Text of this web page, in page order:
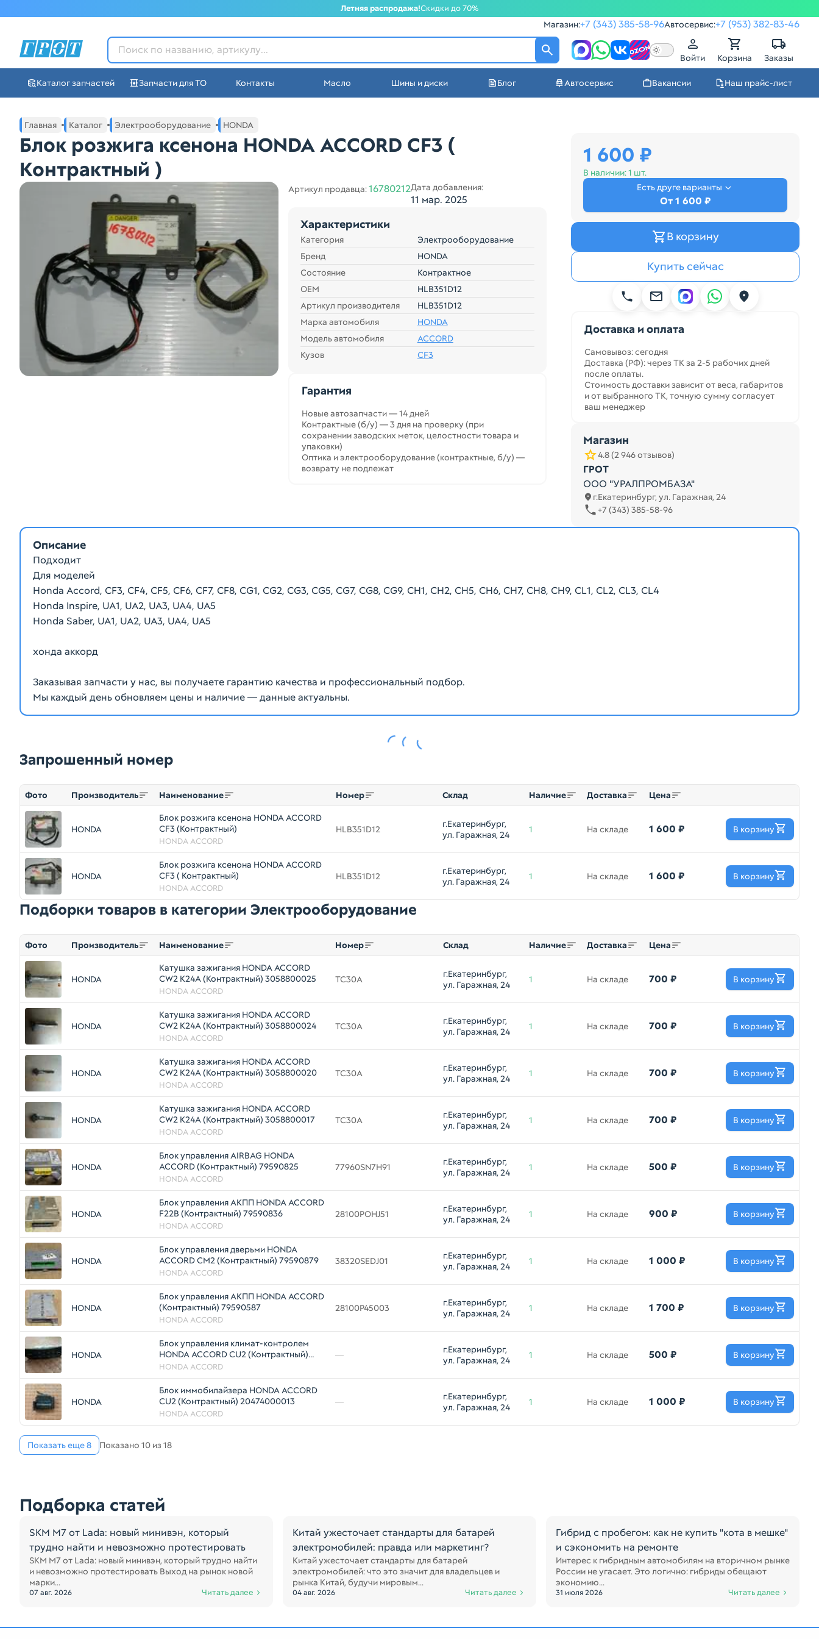
Летняя распродажа!Скидки до 70%
Магазин:+7 (343) 385-58-96Автосервис:+7 (953) 382-83-46
ГРОТ - Автозапчасти в Екатеринбурге
Войти Корзина Заказы
Каталог запчастей Запчасти для ТО Контакты Масло Шины и диски Блог Автосервис Вакансии Наш прайс-лист
Основное меню навигации интернет-магазина автозапчастей в Екатеринбурге
Главная Каталог Электрооборудование HONDA
Блок розжига ксенона HONDA ACCORD CF3 (
Контрактный )
Артикул продавца:16780212Дата добавления:
11 мар. 2025
Характеристики
Категория
Электрооборудование
Бренд
HONDA
Состояние
Контрактное
ОЕМ
HLB351D12
Артикул производителя
HLB351D12
Марка автомобиля
HONDA
Модель автомобиля
ACCORD
Кузов
CF3
Гарантия
Новые автозапчасти — 14 дней
Контрактные (б/у) — 3 дня на проверку (при
сохранении заводских меток, целостности товара и
упаковки)
Оптика и электрооборудование (контрактные, б/у) —
возврату не подлежат
1 600 ₽
В наличии:1 шт.
Есть друге варианты
От 1 600 ₽
В корзину
Купить сейчас
Доставка и оплата
Самовывоз: сегодня
Доставка (РФ): через ТК за 2-5 рабочих дней
после оплаты.
Стоимость доставки зависит от веса, габаритов
и от выбранного ТК, точную сумму согласует
ваш менеджер
Магазин
4.8 (2 946 отзывов)
ГРОТ
ООО "УРАЛПРОМБАЗА"
г.Екатеринбург, ул. Гаражная, 24
+7 (343) 385-58-96
Описание
Подходит
Для моделей
Honda Accord, CF3, CF4, CF5, CF6, CF7, CF8, CG1, CG2, CG3, CG5, CG7, CG8, CG9, CH1, CH2, CH5, CH6, CH7, CH8, CH9, CL1, CL2, CL3, CL4
Honda Inspire, UA1, UA2, UA3, UA4, UA5
Honda Saber, UA1, UA2, UA3, UA4, UA5
хонда аккорд
Заказывая запчасти у нас, вы получаете гарантию качества и профессиональный подбор.
Мы каждый день обновляем цены и наличие — данные актуальны.
Запрошенный номер
Фото Производитель Наименование Номер Склад Наличие Доставка Цена
HONDA
Блок розжига ксенона HONDA ACCORD
CF3 (Контрактный)
HONDA ACCORD
HLB351D12
г.Екатеринбург,
ул. Гаражная, 24
1 На складе 1 600 ₽ В корзину
HONDA
Блок розжига ксенона HONDA ACCORD
CF3 ( Контрактный)
HONDA ACCORD
HLB351D12
г.Екатеринбург,
ул. Гаражная, 24
1 На складе 1 600 ₽ В корзину
Подборки товаров в категории Электрооборудование
Фото Производитель Наименование Номер Склад Наличие Доставка Цена
HONDA
Катушка зажигания HONDA ACCORD
CW2 K24A (Контрактный) 3058800025
HONDA ACCORD
TC30A
г.Екатеринбург,
ул. Гаражная, 24
1 На складе 700 ₽ В корзину
HONDA
Катушка зажигания HONDA ACCORD
CW2 K24A (Контрактный) 3058800024
HONDA ACCORD
TC30A
г.Екатеринбург,
ул. Гаражная, 24
1 На складе 700 ₽ В корзину
HONDA
Катушка зажигания HONDA ACCORD
CW2 K24A (Контрактный) 3058800020
HONDA ACCORD
TC30A
г.Екатеринбург,
ул. Гаражная, 24
1 На складе 700 ₽ В корзину
HONDA
Катушка зажигания HONDA ACCORD
CW2 K24A (Контрактный) 3058800017
HONDA ACCORD
TC30A
г.Екатеринбург,
ул. Гаражная, 24
1 На складе 700 ₽ В корзину
HONDA
Блок управления AIRBAG HONDA
ACCORD (Контрактный) 79590825
HONDA ACCORD
77960SN7H91
г.Екатеринбург,
ул. Гаражная, 24
1 На складе 500 ₽ В корзину
HONDA
Блок управления АКПП HONDA ACCORD
F22B (Контрактный) 79590836
HONDA ACCORD
28100POHJ51
г.Екатеринбург,
ул. Гаражная, 24
1 На складе 900 ₽ В корзину
HONDA
Блок управления дверьми HONDA
ACCORD CM2 (Контрактный) 79590879
HONDA ACCORD
38320SEDJ01
г.Екатеринбург,
ул. Гаражная, 24
1 На складе 1 000 ₽ В корзину
HONDA
Блок управления АКПП HONDA ACCORD
(Контрактный) 79590587
HONDA ACCORD
28100P45003
г.Екатеринбург,
ул. Гаражная, 24
1 На складе 1 700 ₽ В корзину
HONDA
Блок управления климат-контролем
HONDA ACCORD CU2 (Контрактный)
2047400008
HONDA ACCORD
—
г.Екатеринбург,
ул. Гаражная, 24
1 На складе 500 ₽ В корзину
HONDA
Блок иммобилайзера HONDA ACCORD
CU2 (Контрактный) 20474000013
HONDA ACCORD
—
г.Екатеринбург,
ул. Гаражная, 24
1 На складе 1 000 ₽ В корзину
Показать еще 8 Показано 10 из 18
Подборка статей
SKM M7 от Lada: новый минивэн, который
трудно найти и невозможно протестировать
SKM M7 от Lada: новый минивэн, который трудно найти
и невозможно протестировать Выход на рынок новой
марки...
07 авг. 2026 Читать далее
Китай ужесточает стандарты для батарей
электромобилей: правда или маркетинг?
Китай ужесточает стандарты для батарей
электромобилей: что это значит для владельцев и
рынка Китай, будучи мировым...
04 авг. 2026 Читать далее
Гибрид с пробегом: как не купить "кота в мешке"
и сэкономить на ремонте
Интерес к гибридным автомобилям на вторичном рынке
России не угасает. Это логично: гибриды обещают
экономию...
31 июля 2026 Читать далее